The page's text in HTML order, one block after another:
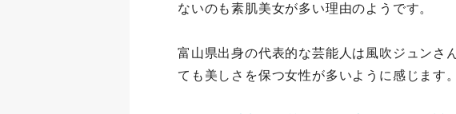
ないのも素肌美女が多い理由のようです。
富山県出身の代表的な芸能人は風吹ジュンさ
ても美しさを保つ女性が多いように感じます。